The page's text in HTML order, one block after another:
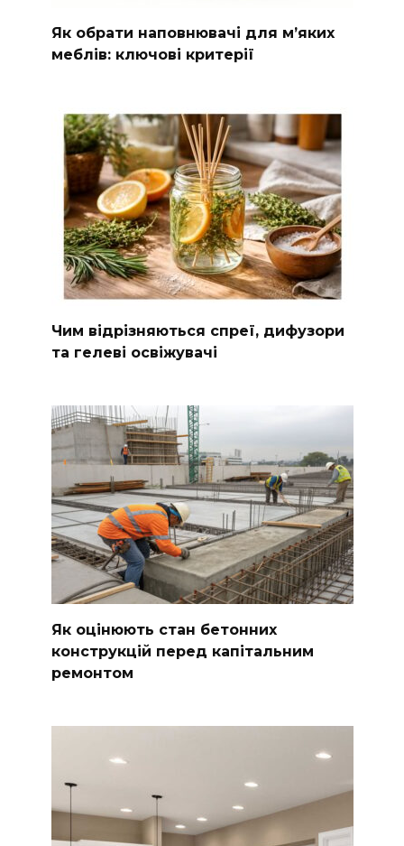
Як обрати наповнювачі для м’яких
меблів: ключові критерії
Чим відрізняються спреї, дифузори
та гелеві освіжувачі
Як оцінюють стан бетонних
конструкцій перед капітальним
ремонтом